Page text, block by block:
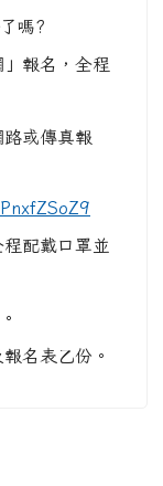
嗎?
報名，全程
或傳真報
配戴口罩並
名表乙份。